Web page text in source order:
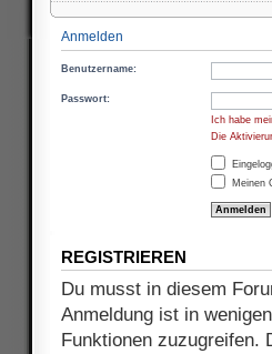
Anmelden
Benutzername:
Passwort:
Ich habe
Die
Meinen
REGISTRIEREN
Du musst in diesem
Anmeldung ist in
Funktionen zuzugreifen.